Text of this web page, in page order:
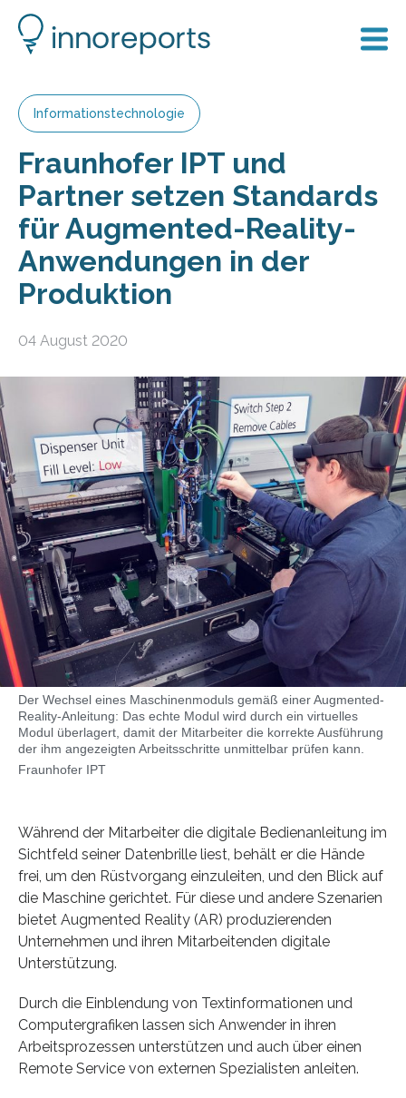
Informationstechnologie
Fraunhofer IPT und
Partner setzen Standards
für Augmented-Reality-
Anwendungen in der
Produktion
04 August 2020
Der Wechsel eines Maschinenmoduls gemäß einer Augmented-
Reality-Anleitung: Das echte Modul wird durch ein virtuelles
Modul überlagert, damit der Mitarbeiter die korrekte Ausführung
der ihm angezeigten Arbeitsschritte unmittelbar prüfen kann.
Fraunhofer IPT
Während der Mitarbeiter die digitale Bedienanleitung im
Sichtfeld seiner Datenbrille liest, behält er die Hände
frei, um den Rüstvorgang einzuleiten, und den Blick auf
die Maschine gerichtet. Für diese und andere Szenarien
bietet Augmented Reality (AR) produzierenden
Unternehmen und ihren Mitarbeitenden digitale
Unterstützung.
Durch die Einblendung von Textinformationen und
Computergrafiken lassen sich Anwender in ihren
Arbeitsprozessen unterstützen und auch über einen
Remote Service von externen Spezialisten anleiten.